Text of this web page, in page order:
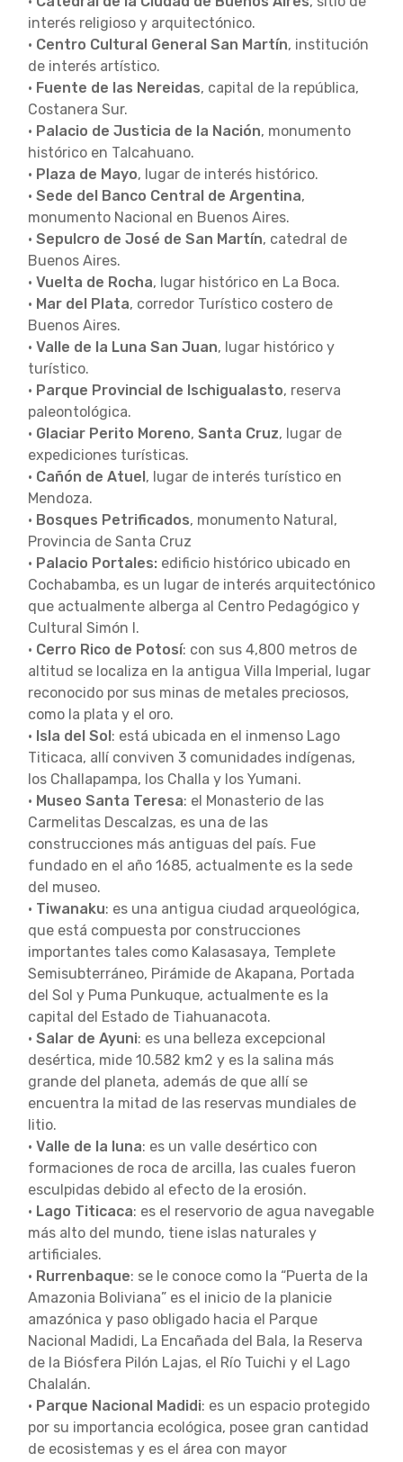
interés religioso y arquitectónico.
• Centro Cultural General San Martín, institución
de interés artístico.
• Fuente de las Nereidas, capital de la república,
Costanera Sur.
• Palacio de Justicia de la Nación, monumento
histórico en Talcahuano.
• Plaza de Mayo, lugar de interés histórico.
• Sede del Banco Central de Argentina,
monumento Nacional en Buenos Aires.
• Sepulcro de José de San Martín, catedral de
Buenos Aires.
• Vuelta de Rocha, lugar histórico en La Boca.
• Mar del Plata, corredor Turístico costero de
Buenos Aires.
• Valle de la Luna San Juan, lugar histórico y
turístico.
• Parque Provincial de Ischigualasto, reserva
paleontológica.
• Glaciar Perito Moreno, Santa Cruz, lugar de
expediciones turísticas.
• Cañón de Atuel, lugar de interés turístico en
Mendoza.
• Bosques Petrificados, monumento Natural,
Provincia de Santa Cruz
• Palacio Portales: edificio histórico ubicado en
Cochabamba, es un lugar de interés arquitectónico
que actualmente alberga al Centro Pedagógico y
Cultural Simón I.
• Cerro Rico de Potosí: con sus 4,800 metros de
altitud se localiza en la antigua Villa Imperial, lugar
reconocido por sus minas de metales preciosos,
como la plata y el oro.
• Isla del Sol: está ubicada en el inmenso Lago
Titicaca, allí conviven 3 comunidades indígenas,
los Challapampa, los Challa y los Yumani.
• Museo Santa Teresa: el Monasterio de las
Carmelitas Descalzas, es una de las
construcciones más antiguas del país. Fue
fundado en el año 1685, actualmente es la sede
del museo.
• Tiwanaku: es una antigua ciudad arqueológica,
que está compuesta por construcciones
importantes tales como Kalasasaya, Templete
Semisubterráneo, Pirámide de Akapana, Portada
del Sol y Puma Punkuque, actualmente es la
capital del Estado de Tiahuanacota.
• Salar de Ayuni: es una belleza excepcional
desértica, mide 10.582 km2 y es la salina más
grande del planeta, además de que allí se
encuentra la mitad de las reservas mundiales de
litio.
• Valle de la luna: es un valle desértico con
formaciones de roca de arcilla, las cuales fueron
esculpidas debido al efecto de la erosión.
• Lago Titicaca: es el reservorio de agua navegable
más alto del mundo, tiene islas naturales y
artificiales.
• Rurrenbaque: se le conoce como la “Puerta de la
Amazonia Boliviana” es el inicio de la planicie
amazónica y paso obligado hacia el Parque
Nacional Madidi, La Encañada del Bala, la Reserva
de la Biósfera Pilón Lajas, el Río Tuichi y el Lago
Chalalán.
• Parque Nacional Madidi: es un espacio protegido
por su importancia ecológica, posee gran cantidad
de ecosistemas y es el área con mayor